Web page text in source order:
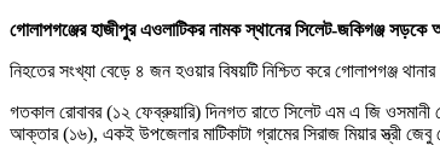
গোলাপগঞ্জের হাজীপুর এওলাটিকর নামক স্থানের সিলেট-জকিগঞ্জ
নিহতের সংখ্যা বেড়ে ৪ জন হওয়ার বিষয়টি নিশ্চিত করে গোলাপগঞ্জ
গতকাল রোবাবর (১২ ফেব্রুয়ারি) দিনগত রাতে সিলেট এম এ জি ওসমানী
আক্তার (১৬), একই উপজেলার মাটিকাটা গ্রামের সিরাজ মিয়ার স্ত্রী